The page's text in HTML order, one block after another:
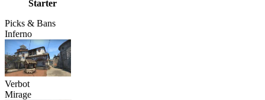
Starter
Picks & Bans
Inferno
Verbot
Mirage